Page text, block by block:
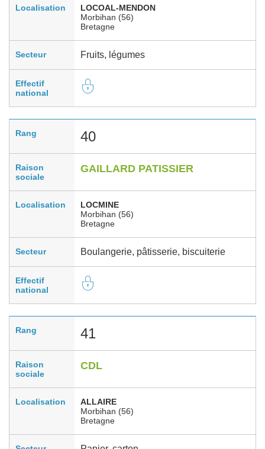
Localisation
LOCOAL-MENDON
Morbihan (56)
Bretagne
Secteur Fruits, légumes
Effectif
national
Rang 40
Raison
sociale
GAILLARD PATISSIER
Localisation
LOCMINE
Morbihan (56)
Bretagne
Secteur Boulangerie, pâtisserie, biscuiterie
Effectif
national
Rang 41
Raison
sociale
CDL
Localisation
ALLAIRE
Morbihan (56)
Bretagne